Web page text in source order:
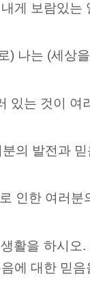
게 보람있
) 나는 (세상
있는 것이 여
의 발전과
인한 여러
활을 하시
에 대한 믿